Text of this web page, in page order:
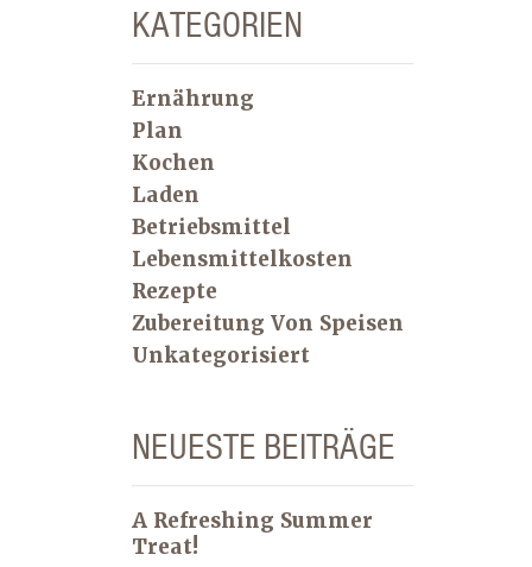
KATEGORIEN
Ernährung
Plan
Kochen
Laden
Betriebsmittel
Lebensmittelkosten
Rezepte
Zubereitung Von Speisen
Unkategorisiert
NEUESTE BEITRÄGE
A Refreshing Summer
Treat!